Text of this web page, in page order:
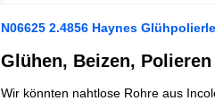
N06625 2.4856 Haynes
Glühen, Beizen,
Wir könnten nahtlose Rohre aus